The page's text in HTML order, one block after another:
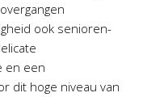
ook senioren-
en een
dit hoge niveau van